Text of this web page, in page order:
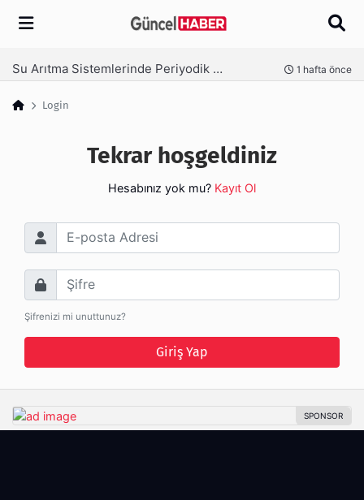
Arama
Su Arıtma Sistemlerinde Periyodik Bakım Neden Kritik? 1 hafta önce
Login
Tekrar hoşgeldiniz
Hesabınız yok mu? Kayıt Ol
E-posta Adresi
Şifre
Şifrenizi mi unuttunuz?
Giriş Yap